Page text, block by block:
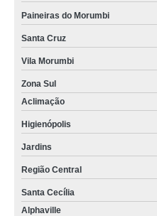
Paineiras do Morumbi
Santa Cruz
Vila Morumbi
Zona Sul
Aclimação
Higienópolis
Jardins
Região Central
Santa Cecília
Alphaville